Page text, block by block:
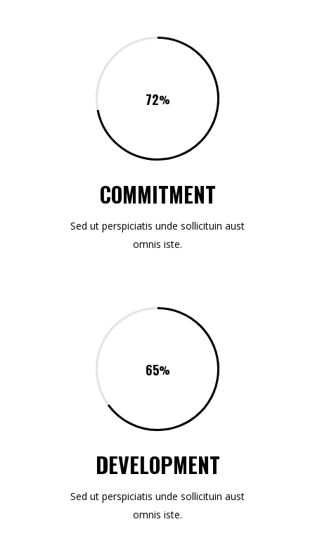
72
COMMITMENT
Sed ut perspiciatis unde sollicituin aust
omnis iste.
65
DEVELOPMENT
Sed ut perspiciatis unde sollicituin aust
omnis iste.